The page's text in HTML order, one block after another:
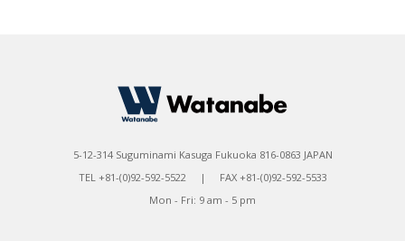
5-12-314 Suguminami Kasuga Fukuoka 816-0863 JAPAN
TEL +81-(0)92-592-5522 | FAX +81-(0)92-592-5533
Mon - Fri: 9 am - 5 pm